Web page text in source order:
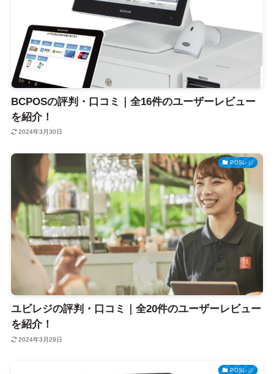
BCPOSの評判・口コミ｜全16件のユーザーレビュー
を紹介！
2024年3月30日
POSレジ
ユビレジの評判・口コミ｜全20件のユーザーレビュー
を紹介！
2024年3月29日
POSレジ